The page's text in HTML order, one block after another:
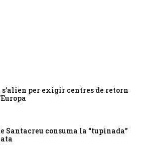
per exigir centres de retorn
Santacreu consuma la “tupinada”